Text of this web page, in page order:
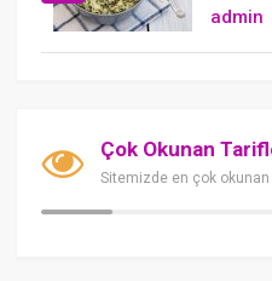
admin
Çok Okunan
Sitemizde en çok